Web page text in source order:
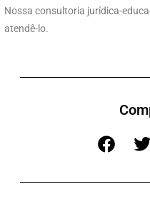
Nossa consultoria jurídica-
atendê-lo.